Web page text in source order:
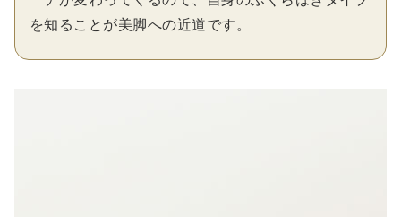
を知ることが美脚への近道です。